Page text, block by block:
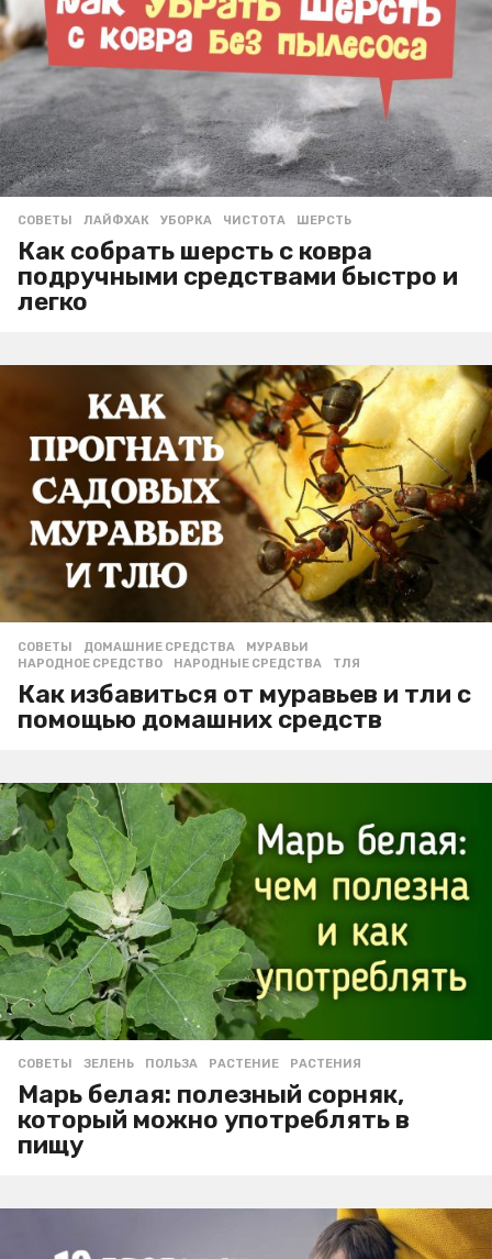
СОВЕТЫ ЛАЙФХАК ,УБОРКА ,ЧИСТОТА ,ШЕРСТЬ
Как собрать шерсть с ковра
подручными средствами быстро и
легко
СОВЕТЫ ДОМАШНИЕ СРЕДСТВА ,МУРАВЬИ
НАРОДНОЕ СРЕДСТВО
,НАРОДНЫЕ СРЕДСТВА ,ТЛЯ
Как избавиться от муравьев и тли с
помощью домашних средств
СОВЕТЫ ЗЕЛЕНЬ ,ПОЛЬЗА ,РАСТЕНИЕ ,РАСТЕНИЯ
Марь белая: полезный сорняк,
который можно употреблять в
пищу